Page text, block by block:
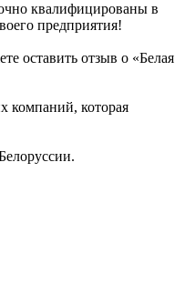
квалифицированы в
предприятия!
оставить отзыв о «Белая
компаний, которая